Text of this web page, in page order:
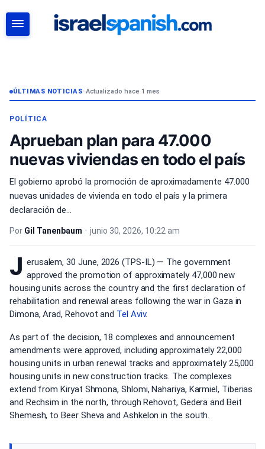
ÚLTIMAS NOTICIAS• Actualizado hace 1 mes
POLÍTICA
Aprueban plan para 47.000
nuevas viviendas en todo el país
El gobierno aprobó la promoción de aproximadamente 47.000
nuevas unidades de vivienda en todo el país y la primera
declaración de...
Por Gil Tanenbaum • junio 30, 2026, 10:22 am
J erusalem, 30 June, 2026 (TPS-IL) — The government
approved the promotion of approximately 47,000 new
housing units across the country and the first declaration of
rehabilitation and renewal areas following the war in Gaza in
Dimona, Arad, Rehovot and Tel Aviv.
As part of the decision, 18 complexes and announcement
amendments were approved, including approximately 22,000
housing units in urban renewal tracks and approximately 25,000
housing units in new construction tracks. The complexes
extend from Kiryat Shmona, Shlomi, Nahariya, Karmiel, Tiberias
and Rechsim in the north, through Rehovot, Gedera and Beit
Shemesh, to Beer Sheva and Ashkelon in the south.